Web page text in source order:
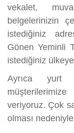
vekalet,
belgelerinizin
istediğiniz
Gönen Yeminli
istediğiniz
Ayrıca yurt
veriyoruz. Çok
olması